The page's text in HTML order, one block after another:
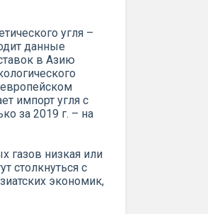
угля –
данные
в Азию
европейском
импорт угля с
за 2019 г. – на
газов низкая или
столкнуться с
экономик,